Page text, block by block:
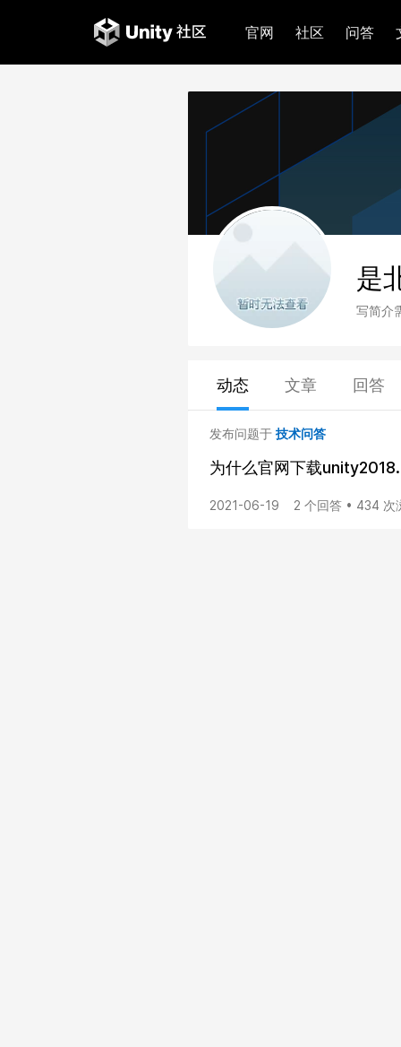
官网 社区 问答
是
写简介
动态 文章 回答
发布问题于 技术问答
为什么官网下载
2021-06-19 2 个回答 • 434 次